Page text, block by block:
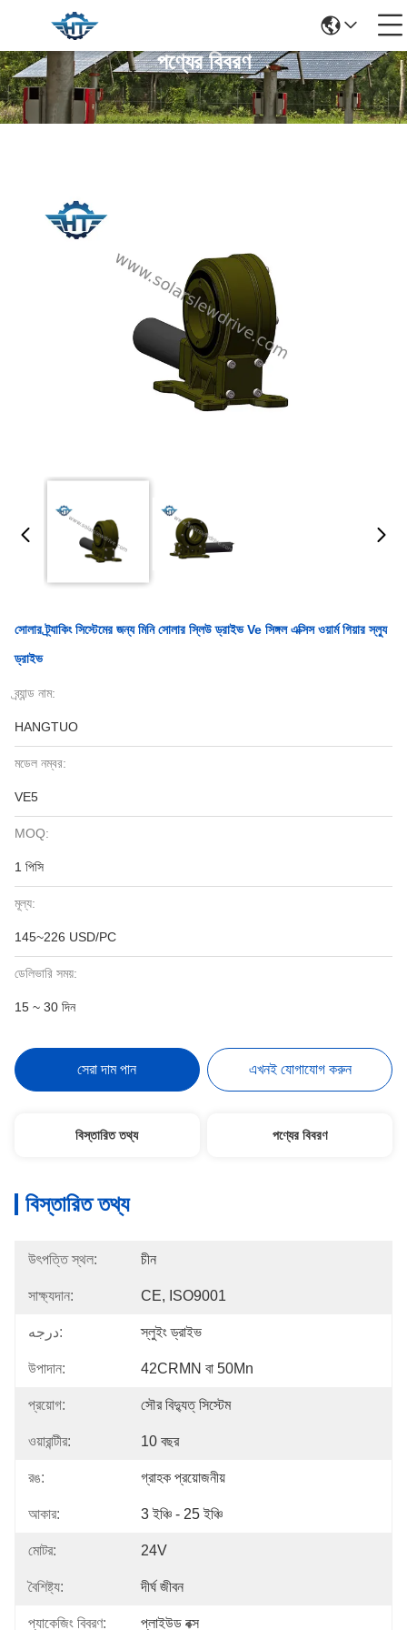
পণ্যের বিবরণ
সোলার ট্র্যাকিং সিস্টেমের জন্য মিনি সোলার স্লিউ ড্রাইভ Ve সিঙ্গল এক্সিস ওয়ার্ম গিয়ার স্ল্যু
ড্রাইভ
ব্র্যান্ড নাম:
HANGTUO
মডেল নম্বর:
VE5
MOQ:
1 পিসি
মূল্য:
145~226 USD/PC
ডেলিভারি সময়:
15 ~ 30 দিন
সেরা দাম পান এখনই যোগাযোগ করুন
বিস্তারিত তথ্য পণ্যের বিবরণ
বিস্তারিত তথ্য
উৎপত্তি স্থল: চীন
সাক্ষ্যদান: CE, ISO9001
درجه: স্লুইং ড্রাইভ
উপাদান: 42CRMN বা 50Mn
প্রয়োগ: সৌর বিদ্যুত্ সিস্টেম
ওয়ারান্টীর: 10 বছর
রঙ: গ্রাহক প্রয়োজনীয়
আকার: 3 ইঞ্চি - 25 ইঞ্চি
মোটর: 24V
বৈশিষ্ট্য: দীর্ঘ জীবন
প্যাকেজিং বিবরণ: প্লাইউড বক্স